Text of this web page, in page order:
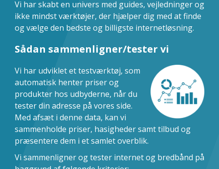
Vi har skabt en univers med guides, vejledninger og
ikke mindst værktøjer, der hjælper dig med at finde
og vælge den bedste og billigste internetløsning.
Sådan sammenligner/tester vi
Vi har udviklet et testværktøj, som
automatisk henter priser og
produkter hos udbyderne, når du
tester din adresse på vores side.
Med afsæt i denne data, kan vi
sammenholde priser, hasigheder samt tilbud og
præsentere dem i et samlet overblik.
Vi sammenligner og tester internet og bredbånd på